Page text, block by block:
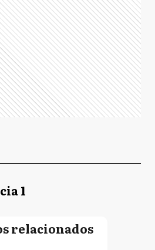
1
relacionados